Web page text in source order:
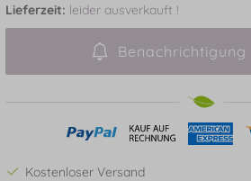
Lieferzeit: leider ausverkauft !
Kostenloser Versand